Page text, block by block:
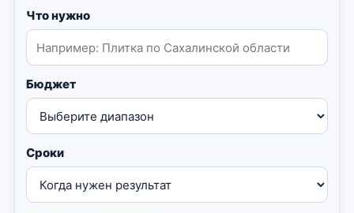
Что нужно
Бюджет
Сроки